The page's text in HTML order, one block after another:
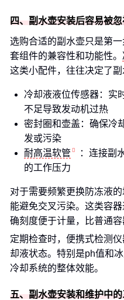
四、副水壶安装后容易被
选购合适的副水壶只是第
套组件的兼容性和功能性。
这类小配件，往往决定了副
冷却液液位传感器：实
不足导致发动机过热
密封圈和壶盖：确保冷
发或污染
耐高温软管
：连接副
的工作压力
对于需要频繁更换防冻液
能避免交叉污染。这类容
确刻度便于计量，比普通容
定期检查时，便携式检测
却液状态。特别是ph值和
冷却系统的整体效能。
五、副水壶安装和维护中